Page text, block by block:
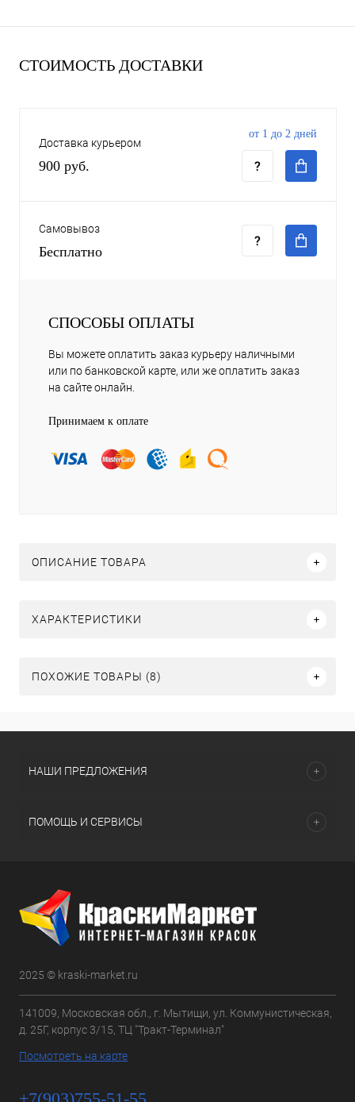
СТОИМОСТЬ ДОСТАВКИ
Доставка курьером
900 руб.
от 1 до 2 дней
Самовывоз
Бесплатно
СПОСОБЫ ОПЛАТЫ
Вы можете оплатить заказ курьеру наличными
или по банковской карте, или же оплатить заказ
на сайте онлайн.
Принимаем к оплате
ОПИСАНИЕ ТОВАРА
ХАРАКТЕРИСТИКИ
ПОХОЖИЕ ТОВАРЫ (8)
НАШИ ПРЕДЛОЖЕНИЯ
ПОМОЩЬ И СЕРВИСЫ
2025 © kraski-market.ru
141009, Московская обл., г. Мытищи, ул. Коммунистическая,
д. 25Г, корпус 3/15, ТЦ "Тракт-Терминал"
Посмотреть на карте